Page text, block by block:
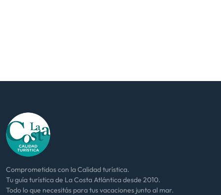
Comprometidos con la Calidad turística.
Tu guía turística de La Costa Atlántica desde 2010.
Todo lo que necesitás para tus vacaciones junto al mar.